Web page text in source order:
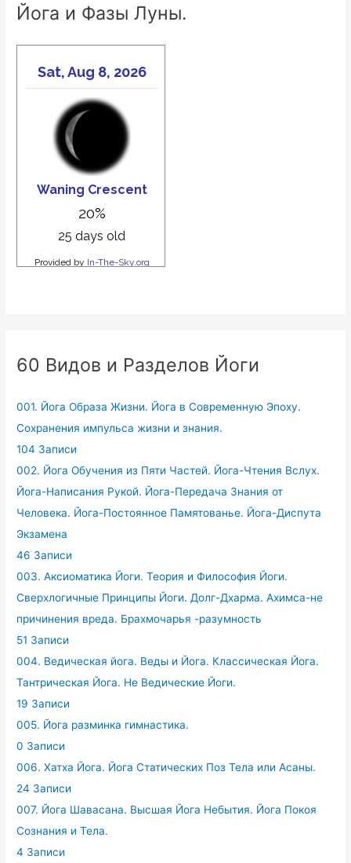
Йога и Фазы Луны.
60 Видов и Разделов Йоги
001. Йога Образа Жизни. Йога в Современную Эпоху.
Сохранения импульса жизни и знания.
104 Записи
002. Йога Обучения из Пяти Частей. Йога-Чтения Вслух.
Йога-Написания Рукой. Йога-Передача Знания от
Человека. Йога-Постоянное Памятованье. Йога-Диспута
Экзамена
46 Записи
003. Аксиоматика Йоги. Теория и Философия Йоги.
Сверхлогичные Принципы Йоги. Долг-Дхарма. Ахимса-не
причинения вреда. Брахмочарья -разумность
51 Записи
004. Ведическая йога. Веды и Йога. Классическая Йога.
Тантрическая Йога. Не Ведические Йоги.
19 Записи
005. Йога разминка гимнастика.
0 Записи
006. Хатха Йога. Йога Статических Поз Тела или Асаны.
24 Записи
007. Йога Шавасана. Высшая Йога Небытия. Йога Покоя
Сознания и Тела.
4 Записи